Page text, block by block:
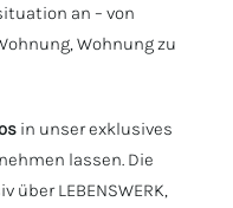
an – von
Wohnung zu
in unser exklusives
lassen. Die
LEBENSWERK,